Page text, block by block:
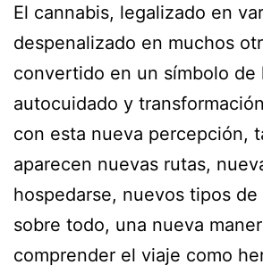
El cannabis, legalizado en
despenalizado en muchos
convertido en un símbolo de
autocuidado y
con esta nueva percepción,
aparecen nuevas rutas,
hospedarse, nuevos tipos de
sobre todo, una nueva
comprender el viaje como